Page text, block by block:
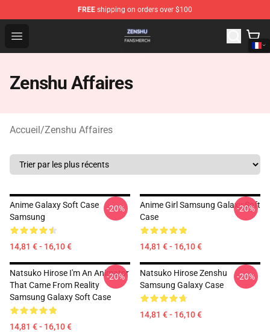
FREE shipping on orders over $100
Open menu
Zenshu Shop - Official Zenshu Merchandise Store
Zenshu Affaires
Accueil/Zenshu Affaires
Anime Galaxy Soft Case
Samsung
14,81 € - 16,10 €
-20%
Anime Girl Samsung Galaxy Soft
Case
14,81 € - 16,10 €
-20%
Natsuko Hirose I'm An Animator
That Came From Reality
Samsung Galaxy Soft Case
14,81 € - 16,10 €
-20%
Natsuko Hirose Zenshu
Samsung Galaxy Case
14,81 € - 16,10 €
-20%